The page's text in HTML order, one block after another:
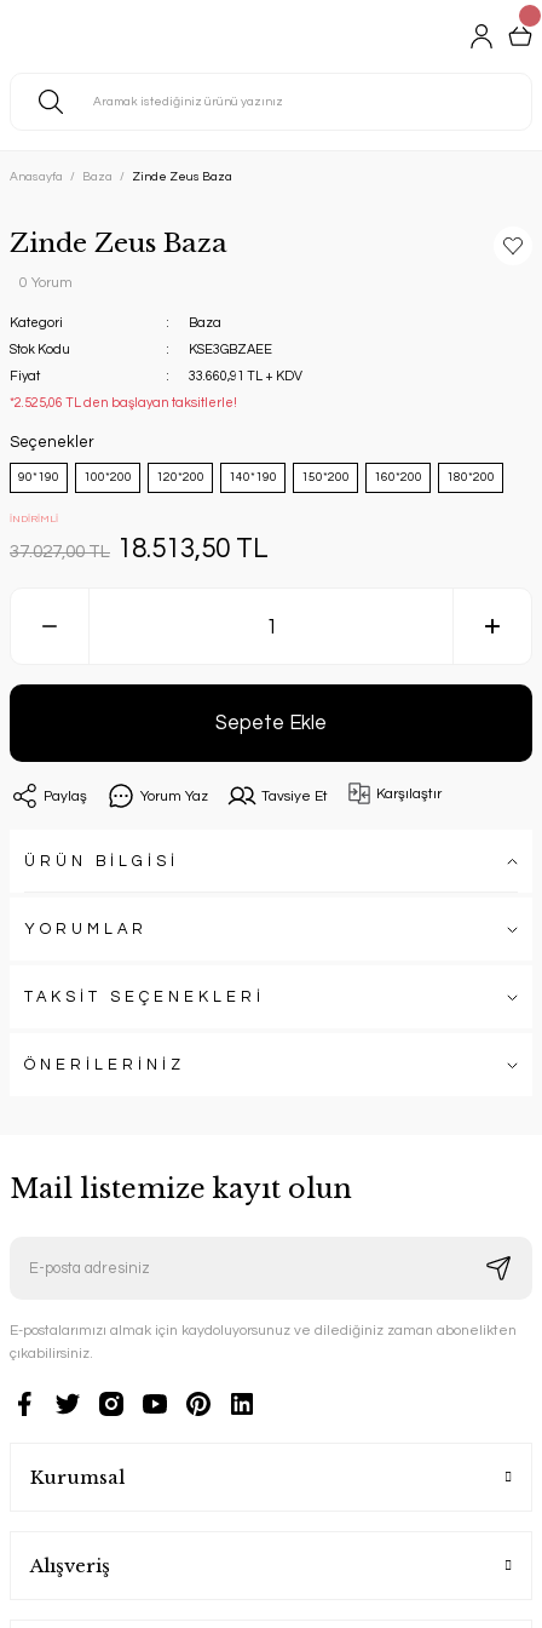
Anasayfa Baza Zinde Zeus Baza
Zinde Zeus Baza
0 Yorum
Kategori
Baza
Stok Kodu
KSE3GBZAEE
Fiyat
33.660,91 TL + KDV
*2.525,06 TL den başlayan taksitlerle!
Seçenekler
90*190 100*200 120*200 140*190 150*200 160*200 180*200
İNDİRİMLİ
37.027,00 TL 18.513,50 TL
Sepete Ekle
Paylaş Yorum Yaz Tavsiye Et Karşılaştır
ÜRÜN BİLGİSİ
YORUMLAR
TAKSİT SEÇENEKLERİ
ÖNERİLERİNİZ
Mail listemize kayıt olun
E-postalarımızı almak için kaydoluyorsunuz ve dilediğiniz zaman abonelikten
çıkabilirsiniz.
Kurumsal
Alışveriş